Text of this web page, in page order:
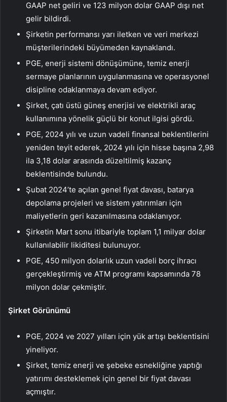
GAAP net geliri ve 123 milyon dolar GAAP dışı net
gelir bildirdi.
Şirketin performansı yarı iletken ve veri merkezi
müşterilerindeki büyümeden kaynaklandı.
PGE, enerji sistemi dönüşümüne, temiz enerji
sermaye planlarının uygulanmasına ve operasyonel
disipline odaklanmaya devam ediyor.
Şirket, çatı üstü güneş enerjisi ve elektrikli araç
kullanımına yönelik güçlü bir konut ilgisi gördü.
PGE, 2024 yılı ve uzun vadeli finansal beklentilerini
yeniden teyit ederek, 2024 yılı için hisse başına 2,98
ila 3,18 dolar arasında düzeltilmiş kazanç
beklentisinde bulundu.
Şubat 2024’te açılan genel fiyat davası, batarya
depolama projeleri ve sistem yatırımları için
maliyetlerin geri kazanılmasına odaklanıyor.
Şirketin Mart sonu itibariyle toplam 1,1 milyar dolar
kullanılabilir likiditesi bulunuyor.
PGE, 450 milyon dolarlık uzun vadeli borç ihracı
gerçekleştirmiş ve ATM programı kapsamında 78
milyon dolar çekmiştir.
Şirket Görünümü
PGE, 2024 ve 2027 yılları için yük artışı beklentisini
yineliyor.
Şirket, temiz enerji ve şebeke esnekliğine yaptığı
yatırımı desteklemek için genel bir fiyat davası
açmıştır.